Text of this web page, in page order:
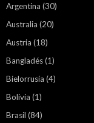
Argentina (30)
Australia (20)
Austria (18)
Bangladés(1)
Bielorrusia (4)
Bolivia (1)
Brasil (84)